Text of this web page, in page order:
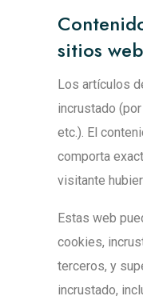
sitios web
Los artículos
incrustado
etc.). El
comporta
visitante
Estas web
cookies,
terceros, y
incrustado,